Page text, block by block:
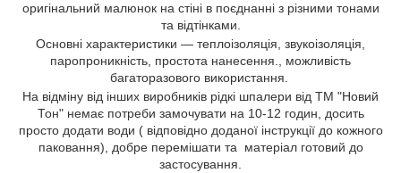
оригінальний малюнок на стіні в поєднанні з різними тонами
та відтінками.
Основні характеристики — теплоізоляція, звукоізоляція,
паропроникність, простота нанесення., можливість
багаторазового використання.
На відміну від інших виробників рідкі шпалери від ТМ "Новий
Тон" немає потреби замочувати на 10-12 годин, досить
просто додати води ( відповідно доданої інструкції до кожного
паковання), добре перемішати та матеріал готовий до
застосування.